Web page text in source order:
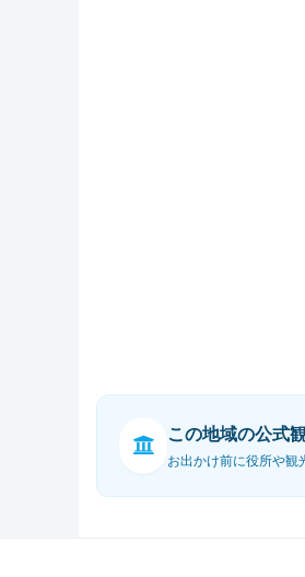
この地域の公式
お出かけ前に役所や観